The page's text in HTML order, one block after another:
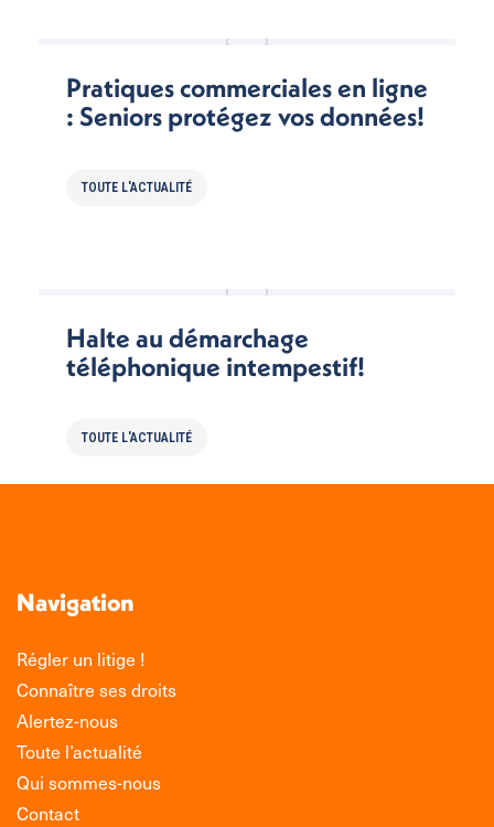
Pratiques commerciales en ligne
: Seniors protégez vos données!
TOUTE L'ACTUALITÉ
Halte au démarchage
téléphonique intempestif!
TOUTE L'ACTUALITÉ
Navigation
Régler un litige !
Connaître ses droits
Alertez-nous
Toute l’actualité
Qui sommes-nous
Contact